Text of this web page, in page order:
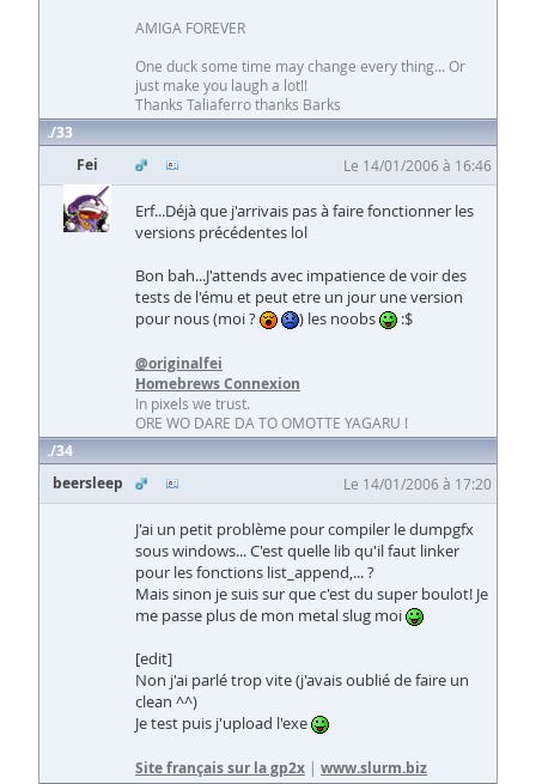
AMIGA FOREVER
One duck some time may change every thing... Or
just make you laugh a lot!!
Thanks Taliaferro thanks Barks
33
Fei
Le 14/01/2006 à 16:46
Erf...Déjà que j'arrivais pas à faire fonctionner les
versions précédentes lol
Bon bah...J'attends avec impatience de voir des
tests de l'ému et peut etre un jour une version
pour nous (moi ?
) les noobs :$
@originalfei
Homebrews Connexion
In pixels we trust.
ORE WO DARE DA TO OMOTTE YAGARU !
34
beersleep
Le 14/01/2006 à 17:20
J'ai un petit problème pour compiler le dumpgfx
sous windows... C'est quelle lib qu'il faut linker
pour les fonctions list_append,... ?
Mais sinon je suis sur que c'est du super boulot! Je
me passe plus de mon metal slug moi
[edit]
Non j'ai parlé trop vite (j'avais oublié de faire un
clean ^^)
Je test puis j'upload l'exe
Site français sur la gp2x | www.slurm.biz